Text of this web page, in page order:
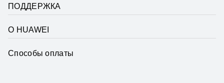
ПОДДЕРЖКА
О HUAWEI
Способы оплаты